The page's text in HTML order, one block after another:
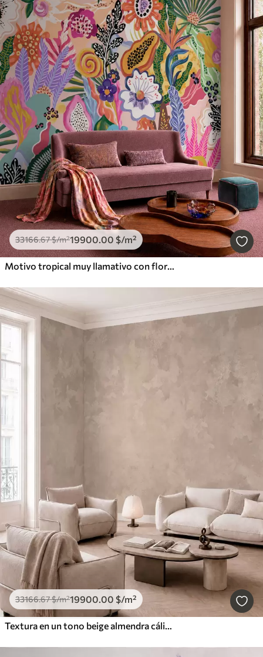
33166.67$/m²19900.00 $/m²
Motivo tropical muy llamativo con flores, hojas y frutas de colores vivos
33166.67$/m²19900.00 $/m²
Textura en un tono beige almendra cálido con suaves transiciones tonales naturales